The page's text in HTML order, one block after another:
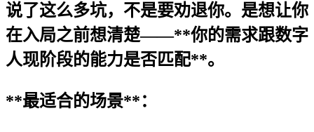
说了这么多坑，不是要劝退你。是想让你
在入局之前想清楚——**你的需求跟数字
人现阶段的能力是否匹配**。
**最适合的场景**：